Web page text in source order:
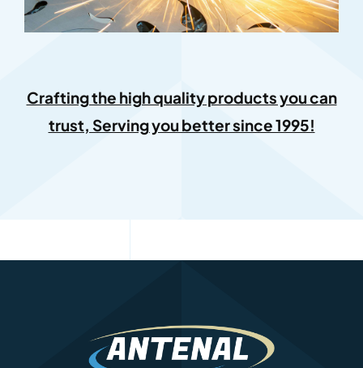
Crafting the high quality products you can
trust, Serving you better since 1995!